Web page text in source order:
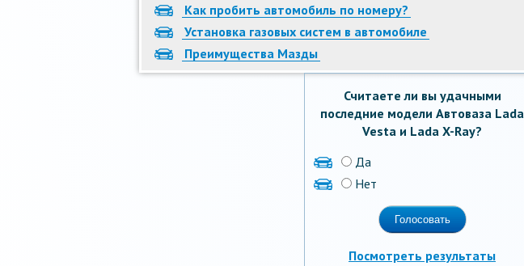
Как пробить автомобиль по номеру?
Установка газовых систем в автомобиле
Преимущества Мазды
Считаете ли вы удачными
последние модели Автоваза Lada
Vesta и Lada X-Ray?
Да
Нет
Посмотреть результаты